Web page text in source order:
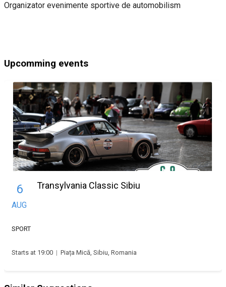
Organizator evenimente sportive de automobilism
Upcomming events
6
AUG
Transylvania Classic Sibiu
SPORT
Starts at 19:00 | Piața Mică, Sibiu, Romania